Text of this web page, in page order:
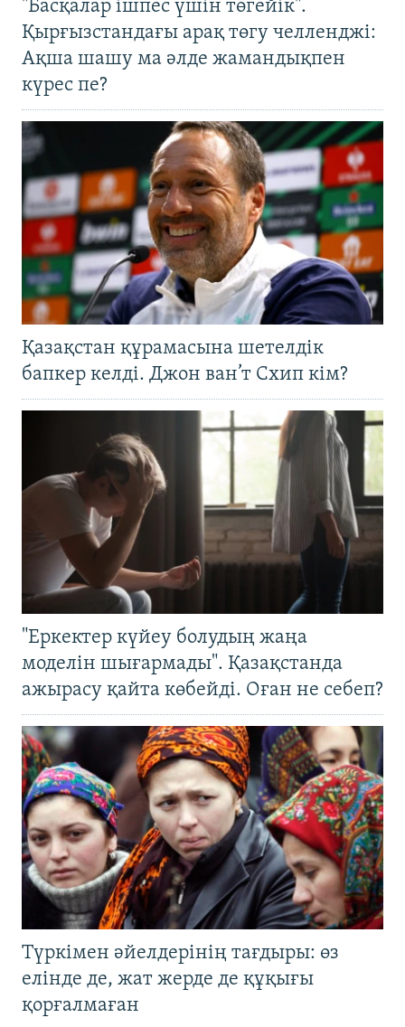
"Басқалар ішпес үшін төгейік".
Қырғызстандағы арақ төгу челленджі:
Ақша шашу ма әлде жамандықпен
күрес пе?
Қазақстан құрамасына шетелдік
бапкер келді. Джон ван’т Схип кім?
"Еркектер күйеу болудың жаңа
моделін шығармады". Қазақстанда
ажырасу қайта көбейді. Оған не себеп?
Түркімен әйелдерінің тағдыры: өз
елінде де, жат жерде де құқығы
қорғалмаған